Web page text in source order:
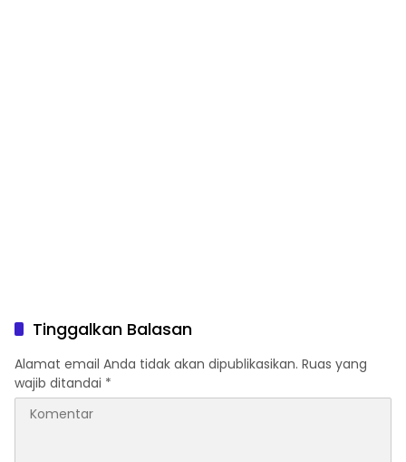
Tinggalkan Balasan
Alamat email Anda tidak akan dipublikasikan. Ruas yang
wajib ditandai *